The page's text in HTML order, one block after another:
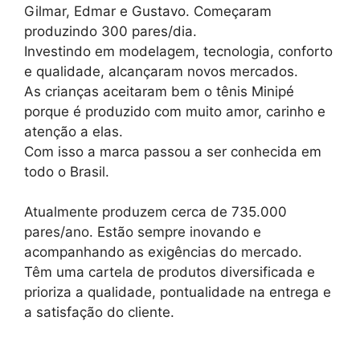
Gilmar, Edmar e Gustavo. Começaram
produzindo 300 pares/dia.
Investindo em modelagem, tecnologia, conforto
e qualidade, alcançaram novos mercados.
As crianças aceitaram bem o tênis Minipé
porque é produzido com muito amor, carinho e
atenção a elas.
Com isso a marca passou a ser conhecida em
todo o Brasil.
Atualmente produzem cerca de 735.000
pares/ano. Estão sempre inovando e
acompanhando as exigências do mercado.
Têm uma cartela de produtos diversificada e
prioriza a qualidade, pontualidade na entrega e
a satisfação do cliente.